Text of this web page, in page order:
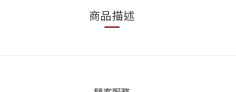
商品描述